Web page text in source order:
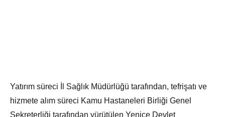
Yatırım süreci İl Sağlık Müdürlüğü tarafından, tefrişatı ve
hizmete alım süreci Kamu Hastaneleri Birliği Genel
Sekreterliği tarafından yürütülen Yenice Devlet